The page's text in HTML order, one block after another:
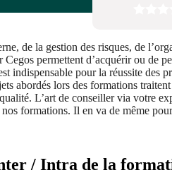
de la gestion des risques, de
permettent d’acquérir ou de
indispensable pour la réussite des
abordés lors des formations
L’art de conseiller via votre
formations. Il en va de même
/ Intra de la